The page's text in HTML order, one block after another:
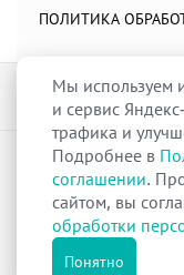
ПОЛИТИКА
raduga-ural.ru ©
Группа компаний Радуга
Лицензия
Л042-00110-
Разрешение№Р013-
лекарственными
Все права защищены
Мы используем
и сервис
трафика и
Подробнее в
соглашении.
сайтом, вы
обработки
Понятно